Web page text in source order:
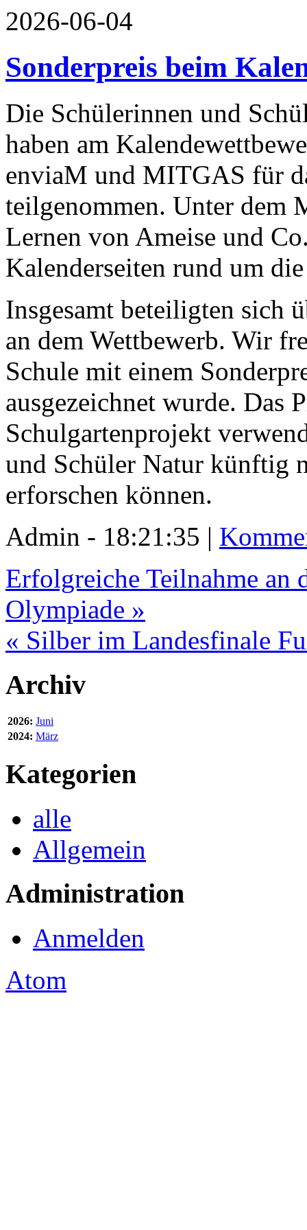
2026-06-04
Sonderpreis beim
Die Schülerinnen und
haben am
enviaM und MITGAS für
teilgenommen. Unter dem
Lernen von Ameise und
Kalenderseiten rund um
Insgesamt beteiligten sich
an dem Wettbewerb. Wir
Schule mit einem
ausgezeichnet wurde. Das
Schulgartenprojekt
und Schüler Natur künftig
erforschen können.
Admin - 18:21:35 |
Erfolgreiche Teilnahme an
Olympiade »
« Silber im Landesfinale
Archiv
2026: Juni
2024: März
Kategorien
alle
Allgemein
Administration
Anmelden
Atom